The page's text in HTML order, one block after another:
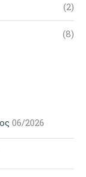
(2)
(8)
06/2026